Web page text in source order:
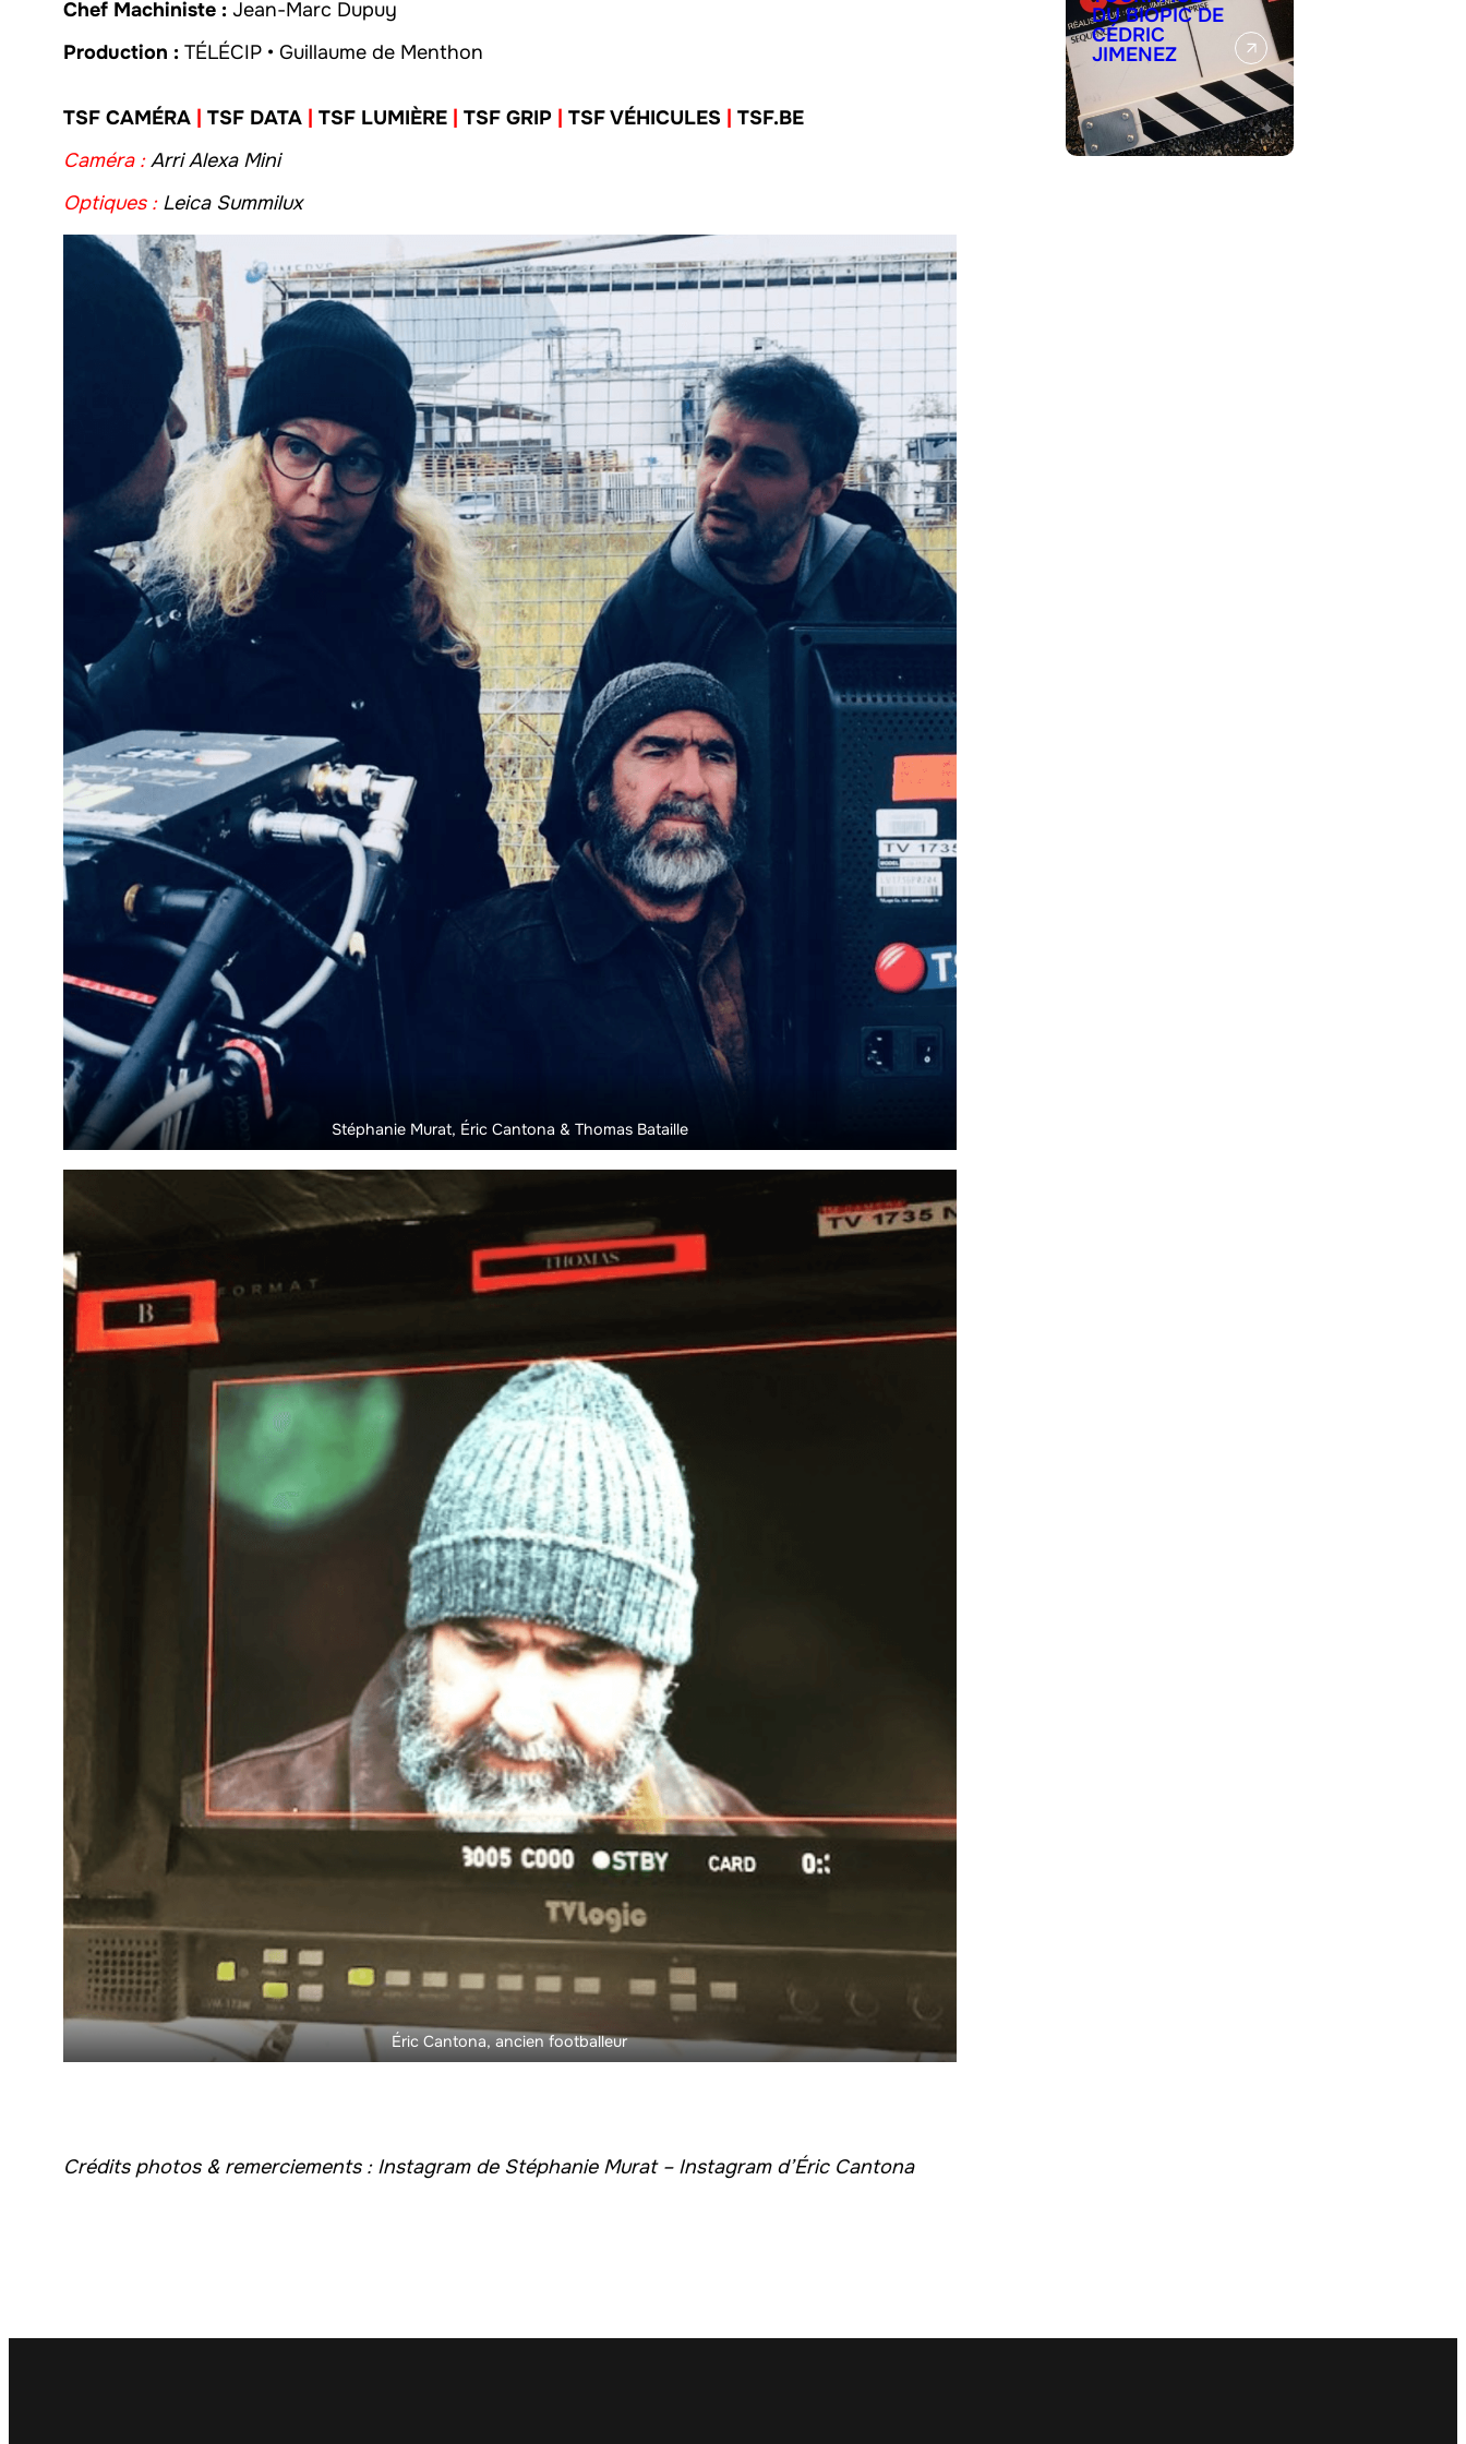
Chef Machiniste : Jean-Marc Dupuy
Production : TÉLÉCIP • Guillaume de Menthon
TSF CAMÉRA | TSF DATA | TSF LUMIÈRE | TSF GRIP | TSF VÉHICULES | TSF.BE
Caméra :Arri Alexa Mini
Optiques :Leica Summilux
Stéphanie Murat, Éric Cantona & Thomas Bataille
Éric Cantona, ancien footballeur
Crédits photos & remerciements : Instagram de Stéphanie Murat – Instagram d’Éric Cantona
DU BIOPIC DE
CÉDRIC
JIMENEZ